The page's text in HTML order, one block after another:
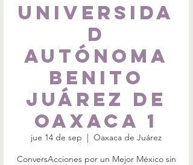
Universida
d
Autónoma
Benito
Juárez de
Oaxaca 1
jue 14 de sep
  |
Oaxaca de Juárez
ConversAcciones por un Mejor México sin